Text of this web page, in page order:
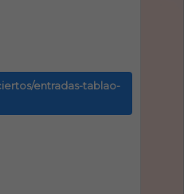
entradas-tablao-